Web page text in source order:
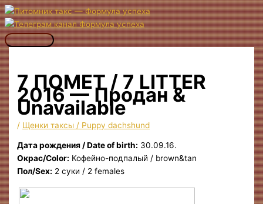
Перейти
к
содержимому
Главное
7 ПОМЕТ / 7 LITTER
2016 — Продан &
Unavailable
/ Щенки таксы / Puppy dachshund
Дата рождения / Date of birth: 30.09.16.
Окрас/Color: Кофейно-подпалый / brown&tan
Пол/Sex: 2 суки / 2 females